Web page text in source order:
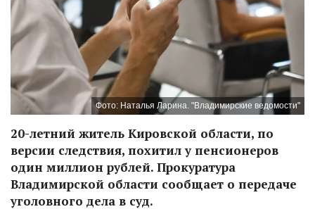
Фото: Наталья Ларина. "Владимирские ведомости"
20-летний житель Кировской области, по
версии следствия, похитил у пенсионеров
один миллион рублей. Прокуратура
Владимирской области сообщает о передаче
уголовного дела в суд.